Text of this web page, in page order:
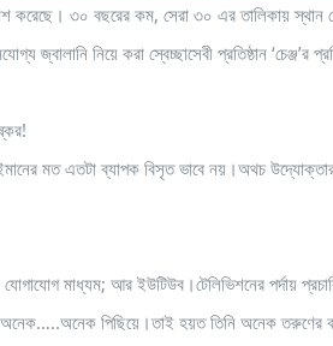
করেছে। ৩০ বছরের কম, সেরা ৩০ এর তালিকায়
নিয়ে করা স্বেচ্ছাসেবী প্রতিষ্ঠান ‘চেঞ্জ’র
মত এতটা ব্যাপক বিসৃত ভাবে নয়।অথচ উদ্যোক্তার
মাধ্যম; আর ইউটিউব।টেলিভিশনের পর্দায়
পিছিয়ে।তাই হয়ত তিনি অনেক তরুণের